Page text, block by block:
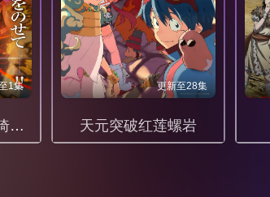
1集
鬼灭之刃无限城篇猗窝座再袭1080P
更新至28集
天元突破红莲螺岩